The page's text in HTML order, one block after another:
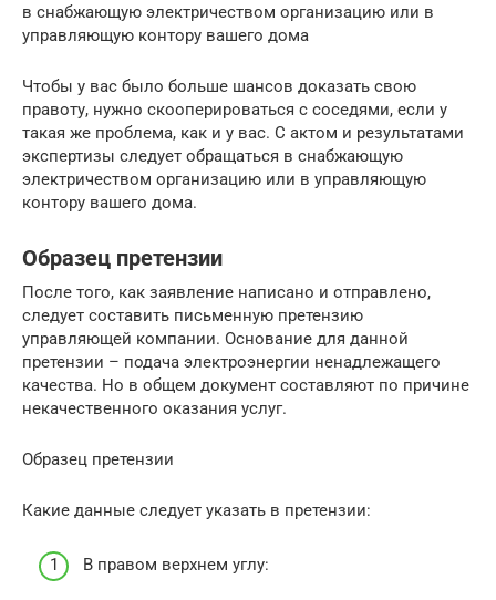
в снабжающую электричеством организацию или в
управляющую контору вашего дома
Чтобы у вас было больше шансов доказать свою
правоту, нужно скооперироваться с соседями, если у
такая же проблема, как и у вас. С актом и результатами
экспертизы следует обращаться в снабжающую
электричеством организацию или в управляющую
контору вашего дома.
Образец претензии
После того, как заявление написано и отправлено,
следует составить письменную претензию
управляющей компании. Основание для данной
претензии – подача электроэнергии ненадлежащего
качества. Но в общем документ составляют по причине
некачественного оказания услуг.
Образец претензии
Какие данные следует указать в претензии:
В правом верхнем углу: